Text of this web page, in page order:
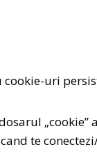
cookie-uri
te